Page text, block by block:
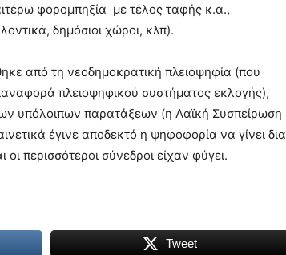
φορομπηξία με τέλος ταφής κ.α.,
δημόσιοι χώροι, κλπ).
από τη νεοδημοκρατική πλειοψηφία (που
πλειοψηφικού συστήματος εκλογής),
υπόλοιπων παρατάξεων (η Λαϊκή Συσπείρωση
έγινε αποδεκτό η ψηφοφορία να γίνει δια
περισσότεροι σύνεδροι είχαν φύγει.
Tweet